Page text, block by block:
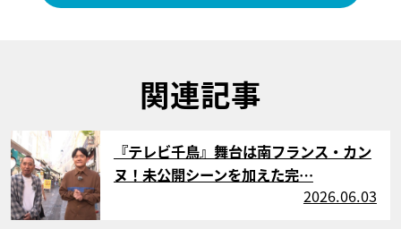
関連記事
サムネイル
『テレビ千鳥』舞台は南フランス・カン
ヌ！未公開シーンを加えた完…
2026.06.03